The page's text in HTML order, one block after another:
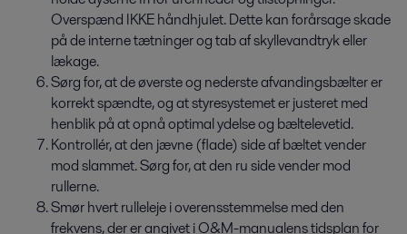
Overspænd IKKE håndhjulet. Dette kan forårsage skade
på de interne tætninger og tab af skyllevandtryk eller
lækage.
Sørg for, at de øverste og nederste afvandingsbælter er
korrekt spændte, og at styresystemet er justeret med
henblik på at opnå optimal ydelse og bæltelevetid.
Kontrollér, at den jævne (flade) side af bæltet vender
mod slammet. Sørg for, at den ru side vender mod
rullerne.
Smør hvert rulleleje i overensstemmelse med den
frekvens, der er angivet i O&M-manualens tidsplan for